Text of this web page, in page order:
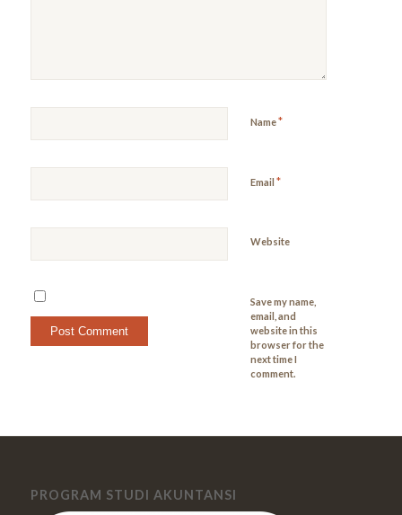
Name*
Email *
Website
Save my name,
email, and
website in this
browser for the
next time I
comment.
PROGRAM STUDI AKUNTANSI